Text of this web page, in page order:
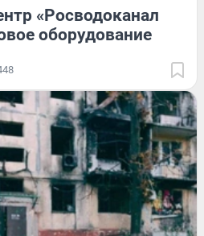
«Росводоканал
оборудование